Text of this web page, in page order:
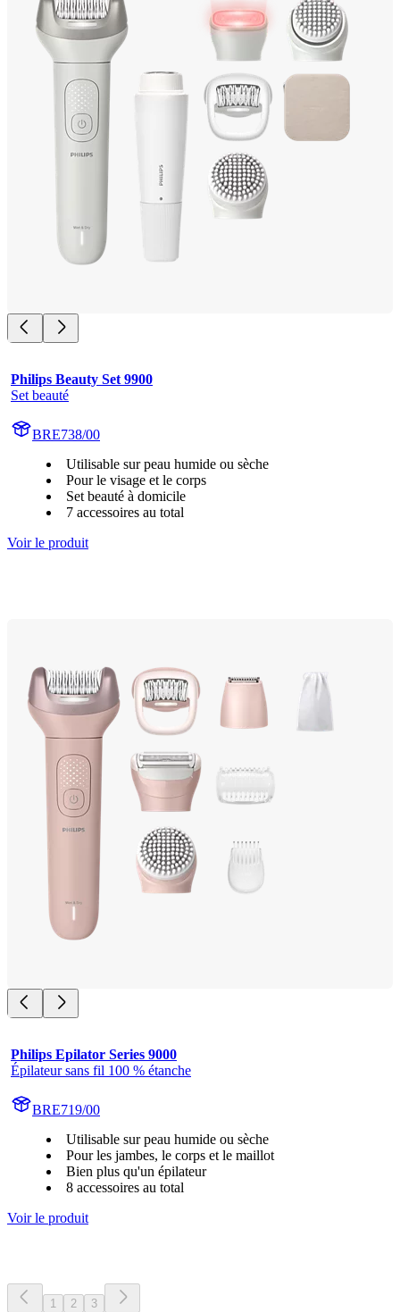
Philips Beauty Set 9900
Set beauté
BRE738/00
Utilisable sur peau humide ou sèche
Pour le visage et le corps
Set beauté à domicile
7 accessoires au total
Voir le produit
Philips Epilator Series 9000
Épilateur sans fil 100 % étanche
BRE719/00
Utilisable sur peau humide ou sèche
Pour les jambes, le corps et le maillot
Bien plus qu'un épilateur
8 accessoires au total
Voir le produit
1 2 3